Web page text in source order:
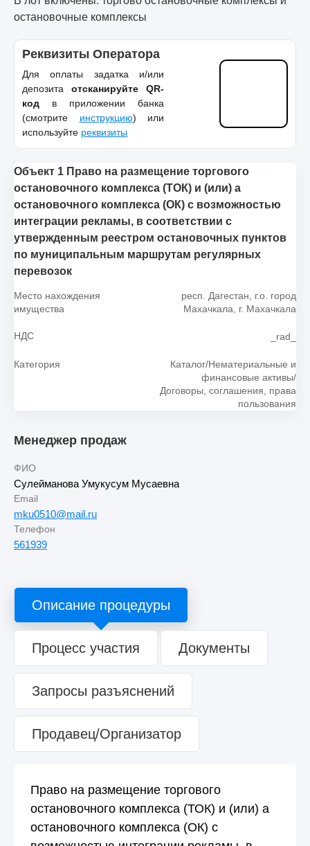
остановочные комплексы
Реквизиты Оператора
Для оплаты задатка и/или
депозита отсканируйте QR-
код в приложении банка
(смотрите инструкцию) или
используйте реквизиты
Объект 1 Право на размещение торгового
остановочного комплекса (ТОК) и (или) а
остановочного комплекса (ОК) с возможностью
интеграции рекламы, в соответствии с
утвержденным реестром остановочных пунктов
по муниципальным маршрутам регулярных
перевозок
Место нахождения
имущества
респ. Дагестан, г.о. город
Махачкала, г. Махачкала
НДС _rad_
Категория
Каталог/Нематериальные и
финансовые активы/
Договоры, соглашения, права
пользования
Менеджер продаж
ФИО
Сулейманова Умукусум Мусаевна
Email
mku0510@mail.ru
Телефон
561939
Описание процедуры
Процесс участия Документы
Запросы разъяснений
Продавец/Организатор
Право на размещение торгового
остановочного комплекса (ТОК) и (или) а
остановочного комплекса (ОК) с